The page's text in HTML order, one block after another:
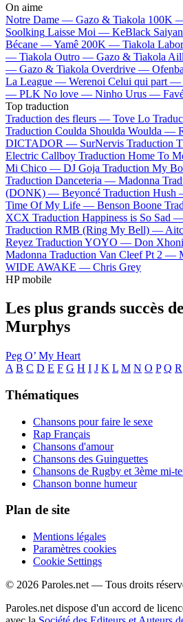
On aime
Notre Dame — Gazo & Tiakola 100K
Soolking Laisse Moi — KeBlack
Bécane —Yamê 200K — Tiakola
— Tiakola Outro — Gazo & Tiakola
— Gazo & Tiakola Overdrive —
La League — Werenoi Celui qui part —
— PLK No love — Ninho Urus —
Top traduction
Traduction des fleurs — Tove Lo
Traduction Coulda Shoulda Woulda —
DICTADOR — SurNervis Traduction
Electric Callboy Traduction Home To
Mi Chico — DJ Goja Traduction My
Traduction Danceteria — Madonna
(DONK) — Beyoncé Traduction Hush
Time Of My Life — Benson Boone
XCX Traduction Happiness is So Sad
Traduction RMB (Ring My Bell) —
Reyez Traduction YOYO — Don Xhoni
Madonna Traduction Van Cleef Pt 2 —
WIDE AWAKE — Chris Grey
HP mobile
Les plus grands succès
Murphys
Peg O’ My Heart
A B C D E F G H I J K L M N O P Q R
Thématiques
Chansons pour faire le sexe
Rap Français
Chansons d'amour
Chansons des Guinguettes
Chansons de Rugby et 3ème mi-
Chanson bonne humeur
Plan de site
Mentions légales
Paramètres cookies
Cookie Settings
© 2026 Paroles.net — Tous droits
Paroles.net dispose d'un accord de